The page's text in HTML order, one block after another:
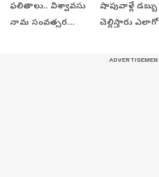
ఫలితాలు.. విశ్వావసు
నామ సంవత్సర
షాపువాళ్లే డబ్బు
చెల్లిస్తారు ఎలాగో